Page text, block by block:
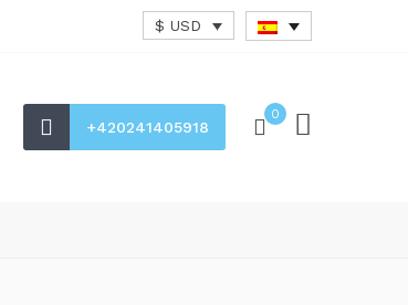
$ USD
+420241405918
0